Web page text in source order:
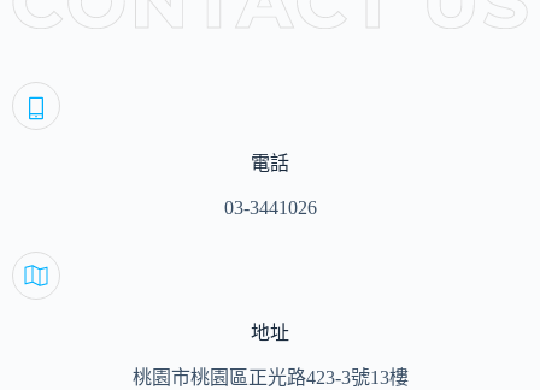
電話
03-3441026
地址
桃園市桃園區正光路423-3號13樓